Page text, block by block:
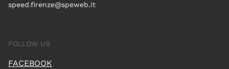
speed.firenze@speweb.it
FOLLOW US
FACEBOOK